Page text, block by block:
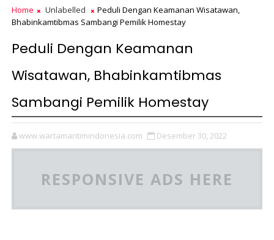
Home Unlabelled
Peduli Dengan Keamanan Wisatawan,
Bhabinkamtibmas Sambangi Pemilik Homestay
Peduli Dengan Keamanan
Wisatawan, Bhabinkamtibmas
Sambangi Pemilik Homestay
www.wartamaritimindonesia.com Desember 30, 2022
RESPONSIVE ADS HERE